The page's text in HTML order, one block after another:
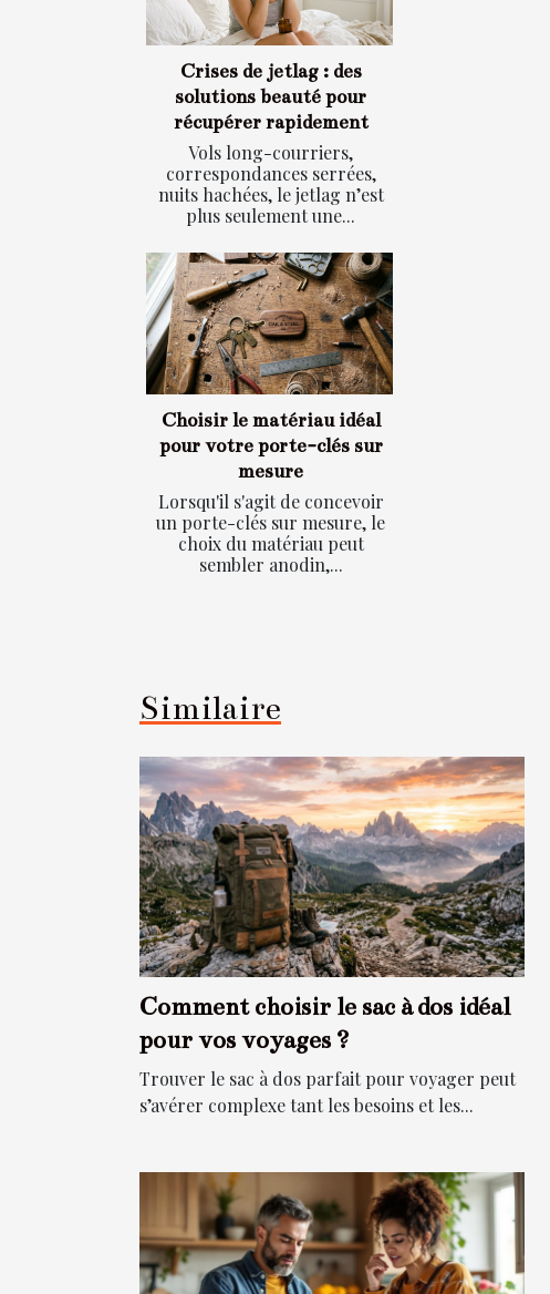
Crises de jetlag : des
solutions beauté pour
récupérer rapidement
Vols long-courriers,
correspondances serrées,
nuits hachées, le jetlag n’est
plus seulement une...
Choisir le matériau idéal
pour votre porte-clés sur
mesure
Lorsqu'il s'agit de concevoir
un porte-clés sur mesure, le
choix du matériau peut
sembler anodin,...
Similaire
Comment choisir le sac à dos idéal
pour vos voyages ?
Trouver le sac à dos parfait pour voyager peut
s’avérer complexe tant les besoins et les...